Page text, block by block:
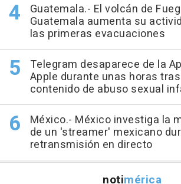
Guatemala.- El volcán de
Guatemala aumenta su
las primeras evacuaciones
Telegram desaparece de la
Apple durante unas horas
contenido de abuso sexual
México.- México investiga la
de un 'streamer' mexicano
retransmisión en directo
notimérica